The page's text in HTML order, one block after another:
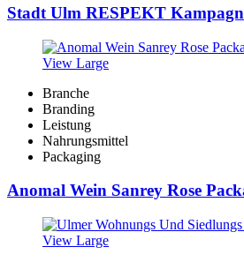
Stadt Ulm RESPEKT
View Large
Branche
Branding
Leistung
Nahrungsmittel
Packaging
Anomal Wein Sanrey Rose
View Large